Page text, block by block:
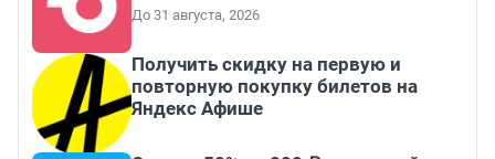
До 31 августа, 2026
Получить скидку на первую и
повторную покупку билетов на
Яндекс Афише